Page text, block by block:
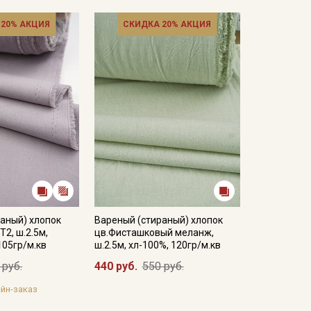
отрез при температуре дальнейших стирок,
в зависимости от настроек вашего монитора и
АКЦИЯ
хлопок
ш.2.5м,
м.кв
заказ
СКИДКА 20% АКЦИЯ
Вареный (стираный) хлопок
цв.Фисташковый меланж,
ш.2.5м, хл-100%, 120гр/м.кв
440 руб. 550 руб.